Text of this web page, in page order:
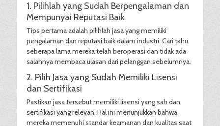
1. Pilihlah yang Sudah Berpengalaman dan
Mempunyai Reputasi Baik
Tips pertama adalah pilihlah jasa yang memiliki
pengalaman dan reputasi baik dalam industri. Cari tahu
seberapa lama mereka telah beroperasi dan tidak ada
salahnya membaca ulasan dari pelanggan sebelumnya.
2. Pilih Jasa yang Sudah Memiliki Lisensi
dan Sertifikasi
Pastikan jasa tersebut memiliki lisensi yang sah dan
sertifikasi yang relevan. Hal ini menunjukkan bahwa
mereka memenuhi standar keamanan dan kualitas saat